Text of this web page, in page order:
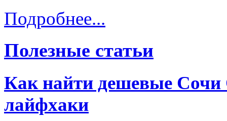
Подробнее...
Полезные статьи
Как найти дешевые
лайфхаки